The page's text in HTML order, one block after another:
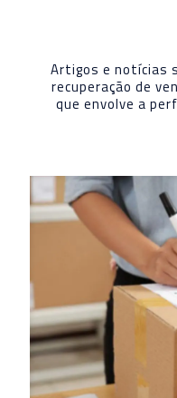
Artigos e notícias
recuperação de
que envolve a